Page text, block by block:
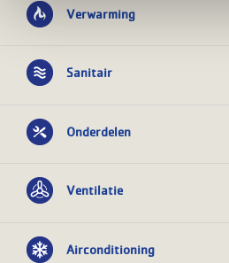
Verwarming
Sanitair
Onderdelen
Ventilatie
Airconditioning